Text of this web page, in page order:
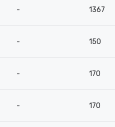
- 1367
- 150
- 170
- 170